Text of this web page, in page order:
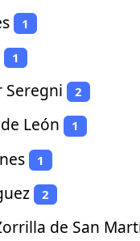
1
1
Seregni 2
León 1
1
2
de San